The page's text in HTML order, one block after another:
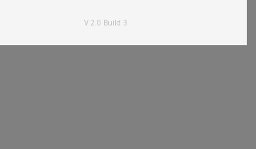
V 2.0 Build 3